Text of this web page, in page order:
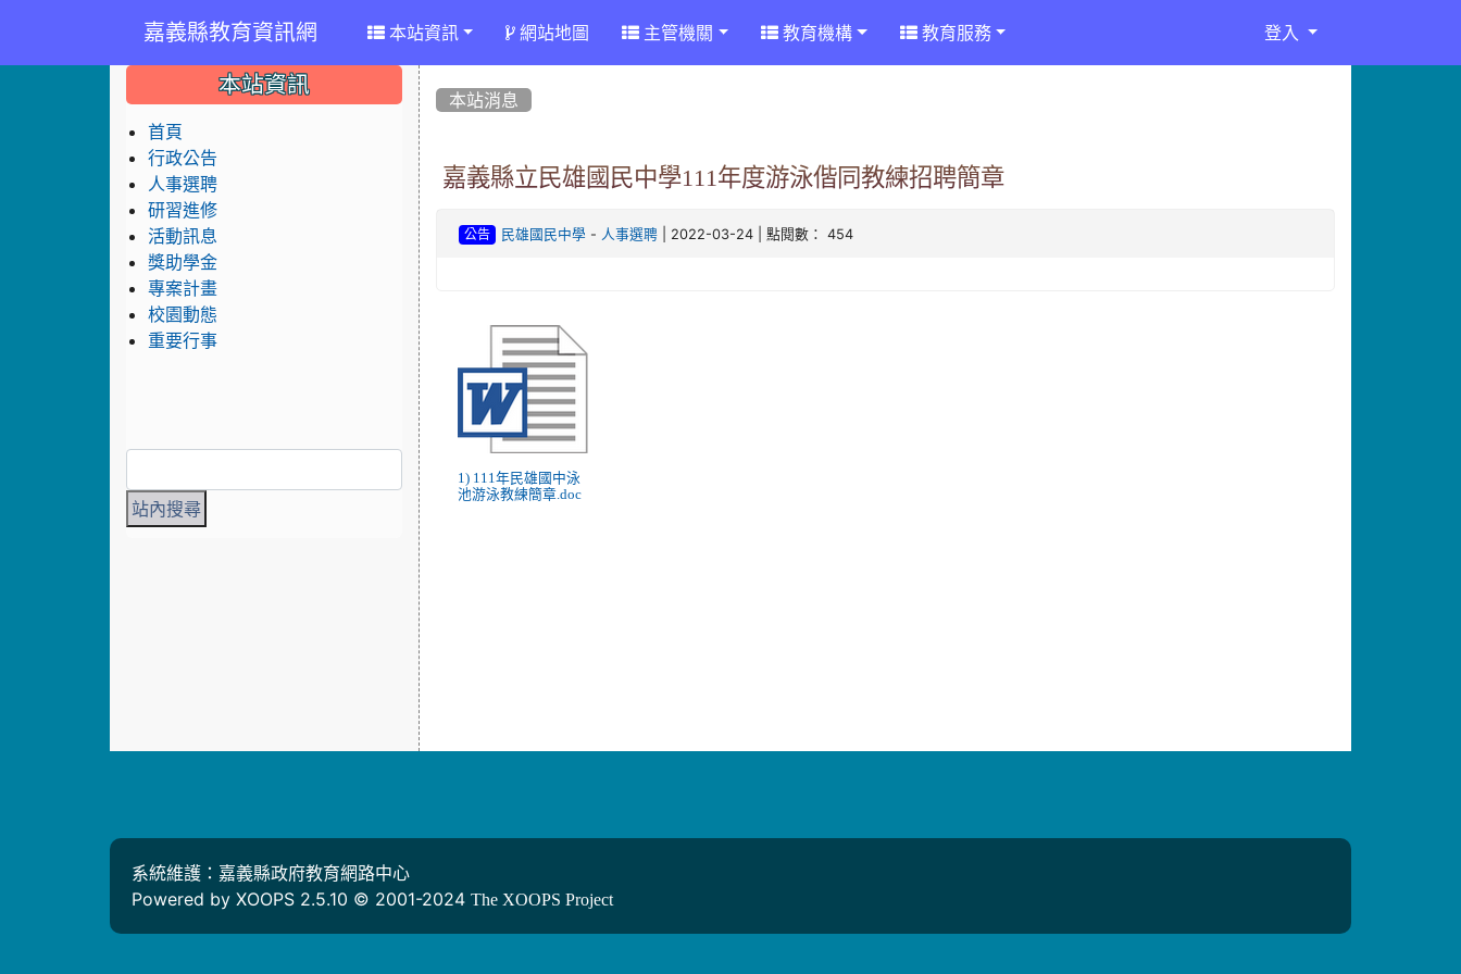
嘉義縣教育資訊網 本站資訊 網站地圖 主管機關 教育機構 教育服務 登入
本站消息
嘉義縣立民雄國民中學111年度游泳偕同教練招聘簡章
公告 民雄國民中學 - 人事選聘 | 2022-03-24 | 點閱數： 454
1) 111年民雄國中泳
池游泳教練簡章.doc
::: 本站資訊
首頁
行政公告
人事選聘
研習進修
活動訊息
獎助學金
專案計畫
校園動態
重要行事
系統維護：嘉義縣政府教育網路中心
Powered by XOOPS 2.5.10 © 2001-2024 The XOOPS Project